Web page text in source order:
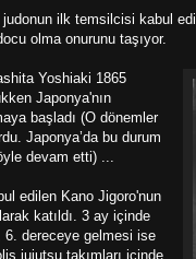
judonun ilk temsilcisi kabul
olma onurunu taşıyor.
Yoshiaki 1865
Japonya'nın
başladı (O dönemler
Japonya’da bu durum
devam etti) ...
edilen Kano Jigoro'nun
katıldı. 3 ay içinde
dereceye gelmesi ise
jujutsu takımları içinde